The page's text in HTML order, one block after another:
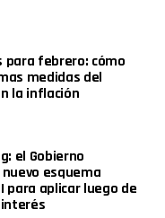
para febrero: cómo
medidas del
la inflación
el Gobierno
esquema
para aplicar luego de